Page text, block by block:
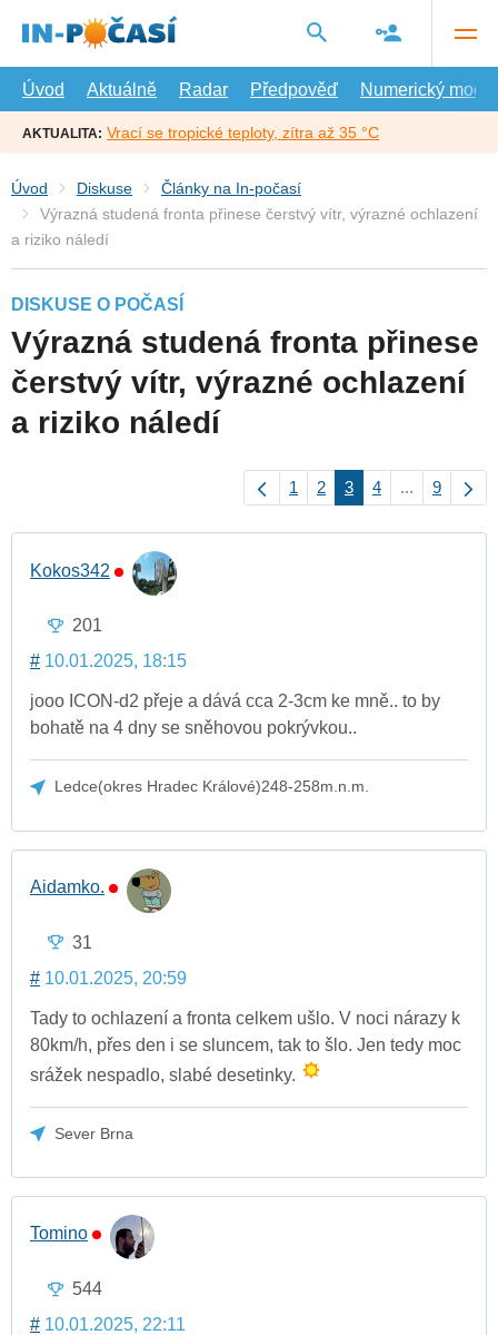
hlavní
Úvod
Aktuálně Radar Předpověď Numerický model
AKTUALITA: Vrací se tropické teploty, zítra až 35 °C
Úvod Diskuse
Články na In-počasí
Výrazná studená fronta přinese čerstvý vítr, výrazné ochlazení
a riziko náledí
DISKUSE O POČASÍ
Výrazná studená fronta přinese
čerstvý vítr, výrazné ochlazení
a riziko náledí
1 2 3 4 ... 9
Kokos342
201
# 10.01.2025, 18:15
jooo ICON-d2 přeje a dává cca 2-3cm ke mně.. to by
bohatě na 4 dny se sněhovou pokrývkou..
Ledce(okres Hradec Králové)248-258m.n.m.
Aidamko.
31
# 10.01.2025, 20:59
Tady to ochlazení a fronta celkem ušlo. V noci nárazy k
80km/h, přes den i se sluncem, tak to šlo. Jen tedy moc
srážek nespadlo, slabé desetinky.
Sever Brna
Tomino
544
# 10.01.2025, 22:11